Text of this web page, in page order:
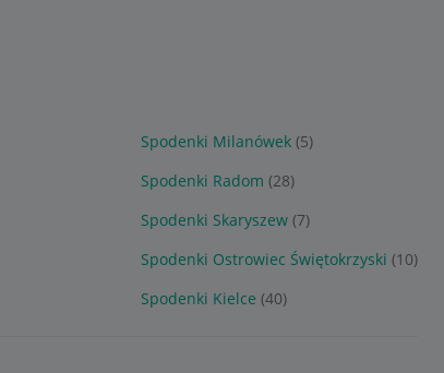
Spodenki Milanówek (5)
Spodenki Radom (28)
Spodenki Skaryszew (7)
Spodenki Ostrowiec Świętokrzyski (10)
Spodenki Kielce (40)